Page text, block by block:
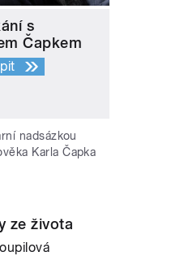
s
Čapkem
nadsázkou
Karla Čapka
ze života